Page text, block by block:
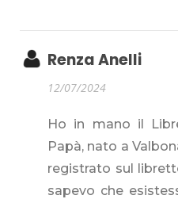
Renza Anelli
12/07/2024
Ho in mano il
Papà, nato a
registrato sul
sapevo che